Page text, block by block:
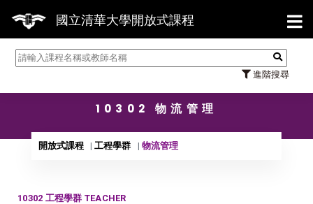
國立清華大學開放式課程
進階搜尋
【7/
10302 物流管理
開放式課程 工程學群 物流管理
10302 工程學群 TEACHER